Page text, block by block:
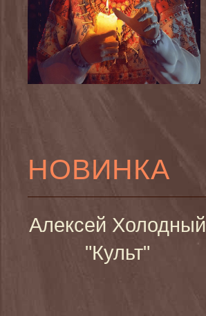
НОВИНКА
Алексей Холодный
"Культ"